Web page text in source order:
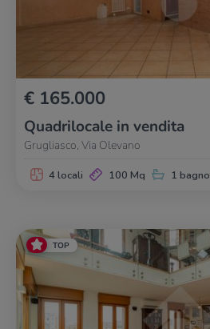
€ 165.000
Quadrilocale in vendita
Grugliasco, Via Olevano
4 locali 100 Mq 1 bagno
TOP